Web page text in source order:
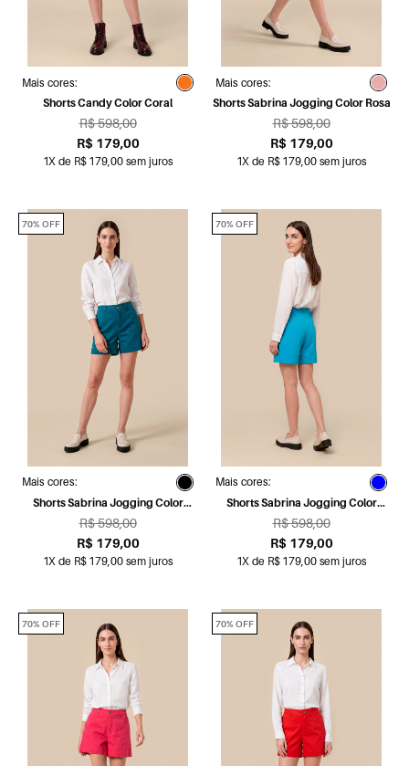
Mais cores:
Shorts Candy Color Coral
R$ 598,00
R$ 179,00
1X de R$ 179,00 sem juros
Mais cores:
Shorts Sabrina Jogging Color Rosa
R$ 598,00
R$ 179,00
1X de R$ 179,00 sem juros
Mais cores:
Shorts Sabrina Jogging Color
Petróleo
R$ 598,00
R$ 179,00
1X de R$ 179,00 sem juros
70% OFF
Mais cores:
Shorts Sabrina Jogging Color
Turquesa
R$ 598,00
R$ 179,00
1X de R$ 179,00 sem juros
70% OFF
70% OFF 70% OFF